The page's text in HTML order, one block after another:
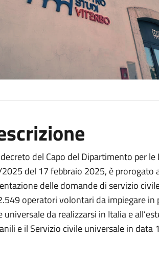
del Capo del Dipartimento per
del 17 febbraio 2025, è prorogato
delle domande di servizio
operatori volontari da impiegare
universale da realizzarsi in Italia e
e il Servizio civile universale in data